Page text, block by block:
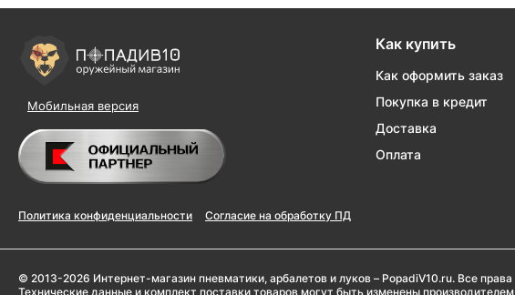
Мобильная версия
Политика конфиденциальности Согласие на обработку ПД
Как купить
Как оформить заказ
Покупка в кредит
Доставка
Оплата
© 2013-2026 Интернет-магазин пневматики, арбалетов и луков – PopadiV10.ru. Все
Технические данные и комплект поставки товаров могут быть изменены